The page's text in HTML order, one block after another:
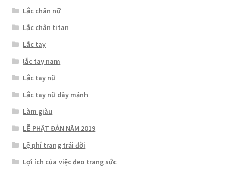
Lắc chân nữ
Lắc chân titan
Lắc tay
lắc tay nam
Lắc tay nữ
Lắc tay nữ dây mảnh
Làm giàu
LỄ PHẬT ĐẢN NĂM 2019
Lệ phí trang trải đời
Lợi ích của việc đeo trang sức